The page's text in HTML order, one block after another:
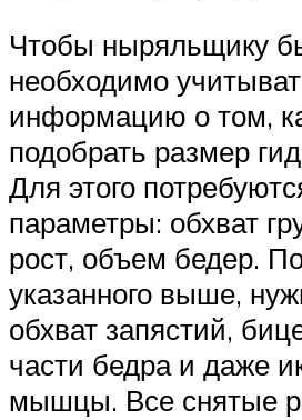
Чтобы ныряльщику
необходимо
информацию о том,
подобрать размер
Для этого
параметры: обхват
рост, объем бедер.
указанного выше,
обхват запястий,
части бедра и даже
мышцы. Все снятые